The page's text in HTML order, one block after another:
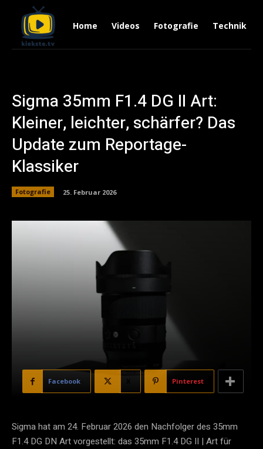
Home Videos Fotografie Technik
Sigma 35mm F1.4 DG II Art:
Kleiner, leichter, schärfer? Das
Update zum Reportage-
Klassiker
Fotografie 25. Februar 2026
Facebook Pinterest
Sigma hat am 24. Februar 2026 den Nachfolger des 35mm
F1.4 DG DN Art vorgestellt: das 35mm F1.4 DG II | Art für